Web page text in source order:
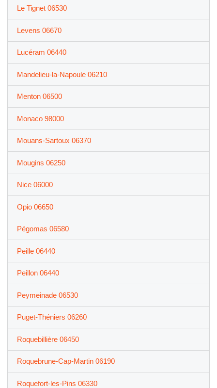
Le Tignet 06530
Levens 06670
Lucéram 06440
Mandelieu-la-Napoule 06210
Menton 06500
Monaco 98000
Mouans-Sartoux 06370
Mougins 06250
Nice 06000
Opio 06650
Pégomas 06580
Peille 06440
Peillon 06440
Peymeinade 06530
Puget-Théniers 06260
Roquebillière 06450
Roquebrune-Cap-Martin 06190
Roquefort-les-Pins 06330